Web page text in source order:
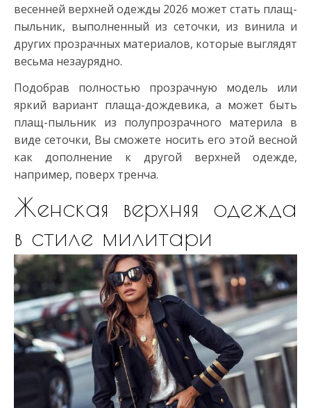
весенней верхней одежды 2026 может стать плащ-
пыльник, выполненный из сеточки, из винила и
других прозрачных материалов, которые выглядят
весьма незаурядно.
Подобрав полностью прозрачную модель или
яркий вариант плаща-дождевика, а может быть
плащ-пыльник из полупрозрачного материла в
виде сеточки, Вы сможете носить его этой весной
как дополнение к другой верхней одежде,
например, поверх тренча.
Женская верхняя одежда
в стиле милитари